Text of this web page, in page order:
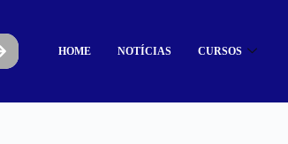
HOME NOTÍCIAS CURSOS